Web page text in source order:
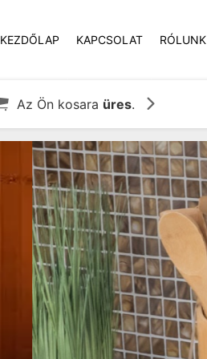
KEZDŐLAP KAPCSOLAT RÓLUNK
Az Ön kosara üres. 